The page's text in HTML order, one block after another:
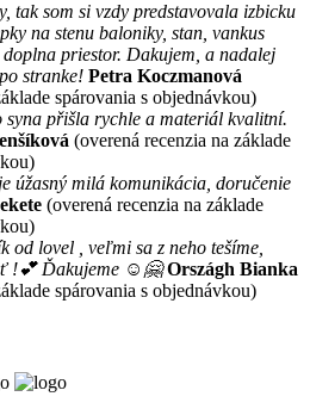
tak som si vzdy predstavovala izbicku
na stenu baloniky, stan, vankus
priestor. Dakujem, a nadalej
stranke! Petra Koczmanová
spárovania s objednávkou)
syna přišla rychle a materiál kvalitní.
(overená recenzia na základe
úžasný milá komunikácia, doručenie
(overená recenzia na základe
od lovel , veľmi sa z neho tešíme,
!💕 Ďakujeme ☺️🤗 Országh Bianka
spárovania s objednávkou)